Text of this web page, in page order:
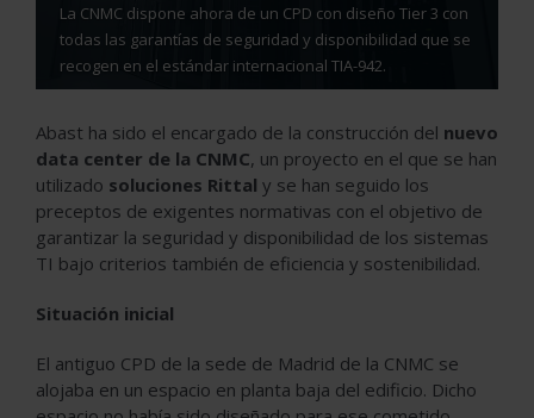
La CNMC dispone ahora de un CPD con diseño Tier 3 con
todas las garantías de seguridad y disponibilidad que se
recogen en el estándar internacional TIA-942.
Abast ha sido el encargado de la construcción del nuevo
data center de la CNMC, un proyecto en el que se han
utilizado soluciones Rittal y se han seguido los
preceptos de exigentes normativas con el objetivo de
garantizar la seguridad y disponibilidad de los sistemas
TI bajo criterios también de eficiencia y sostenibilidad.
Situación inicial
El antiguo CPD de la sede de Madrid de la CNMC se
alojaba en un espacio en planta baja del edificio. Dicho